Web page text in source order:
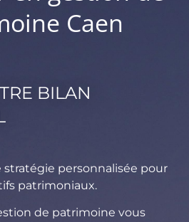
Caen
BILAN
stratégie personnalisée pour
patrimoniaux.
de patrimoine vous